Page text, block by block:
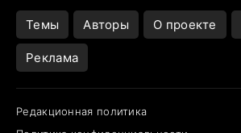
Темы Авторы О проекте
Реклама
Редакционная политика